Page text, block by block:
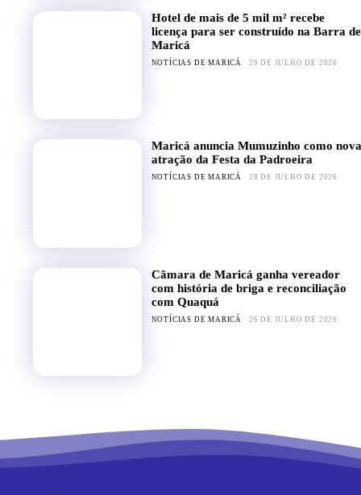
Hotel de mais de 5 mil m² recebe
licença para ser construído na Barra de
Maricá
NOTÍCIAS DE MARICÁ 29 DE JULHO DE 2026
Maricá anuncia Mumuzinho como nova
atração da Festa da Padroeira
NOTÍCIAS DE MARICÁ 28 DE JULHO DE 2026
Câmara de Maricá ganha vereador
com história de briga e reconciliação
com Quaquá
NOTÍCIAS DE MARICÁ 26 DE JULHO DE 2026